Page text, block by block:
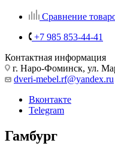
Сравнение
+7 985 853-44-41
Контактная информация
г. Наро-Фоминск, ул.
dveri-mebel.rf@yandex.ru
Вконтакте
Telegram
Гамбург